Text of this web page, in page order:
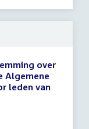
over
Algemene
leden van